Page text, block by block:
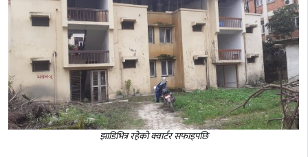
झाडिभित्र रहेको क्वार्टर सफाइपछि